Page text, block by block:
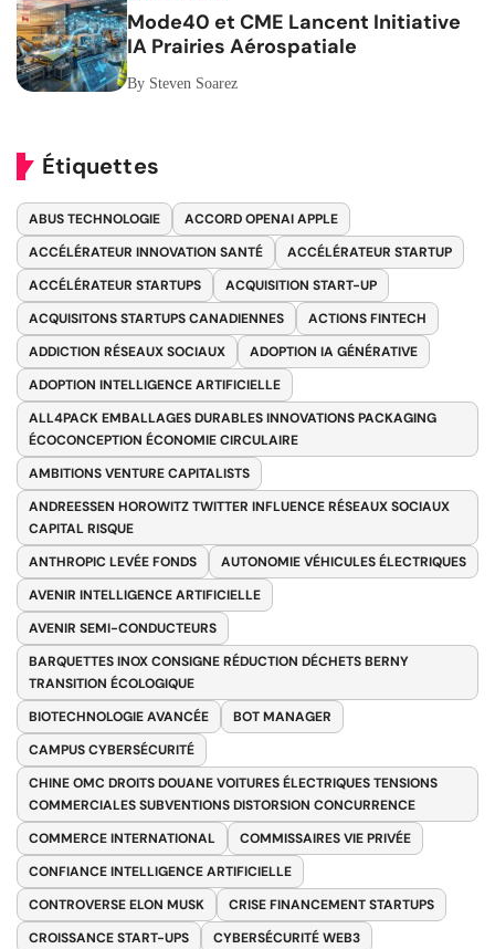
Mode40 et CME Lancent Initiative
IA Prairies Aérospatiale
By Steven Soarez
Étiquettes
ABUS TECHNOLOGIE
ACCORD OPENAI APPLE
ACCÉLÉRATEUR INNOVATION SANTÉ
ACCÉLÉRATEUR STARTUP
ACCÉLÉRATEUR STARTUPS
ACQUISITION START-UP
ACQUISITONS STARTUPS CANADIENNES
ACTIONS FINTECH
ADDICTION RÉSEAUX SOCIAUX
ADOPTION IA GÉNÉRATIVE
ADOPTION INTELLIGENCE ARTIFICIELLE
ALL4PACK EMBALLAGES DURABLES INNOVATIONS PACKAGING
ÉCOCONCEPTION ÉCONOMIE CIRCULAIRE
AMBITIONS VENTURE CAPITALISTS
ANDREESSEN HOROWITZ TWITTER INFLUENCE RÉSEAUX SOCIAUX
CAPITAL RISQUE
ANTHROPIC LEVÉE FONDS
AUTONOMIE VÉHICULES ÉLECTRIQUES
AVENIR INTELLIGENCE ARTIFICIELLE
AVENIR SEMI-CONDUCTEURS
BARQUETTES INOX CONSIGNE RÉDUCTION DÉCHETS BERNY
TRANSITION ÉCOLOGIQUE
BIOTECHNOLOGIE AVANCÉE
BOT MANAGER
CAMPUS CYBERSÉCURITÉ
CHINE OMC DROITS DOUANE VOITURES ÉLECTRIQUES TENSIONS
COMMERCIALES SUBVENTIONS DISTORSION CONCURRENCE
COMMERCE INTERNATIONAL
COMMISSAIRES VIE PRIVÉE
CONFIANCE INTELLIGENCE ARTIFICIELLE
CONTROVERSE ELON MUSK
CRISE FINANCEMENT STARTUPS
CROISSANCE START-UPS
CYBERSÉCURITÉ WEB3